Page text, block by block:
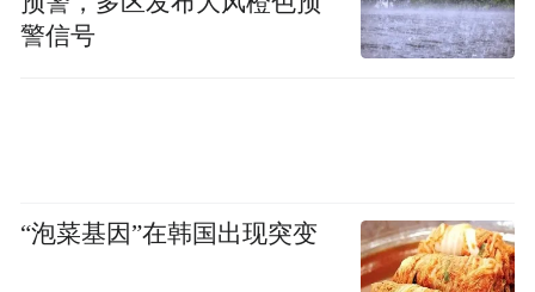
警信号
“泡菜基因”在韩国出现突变